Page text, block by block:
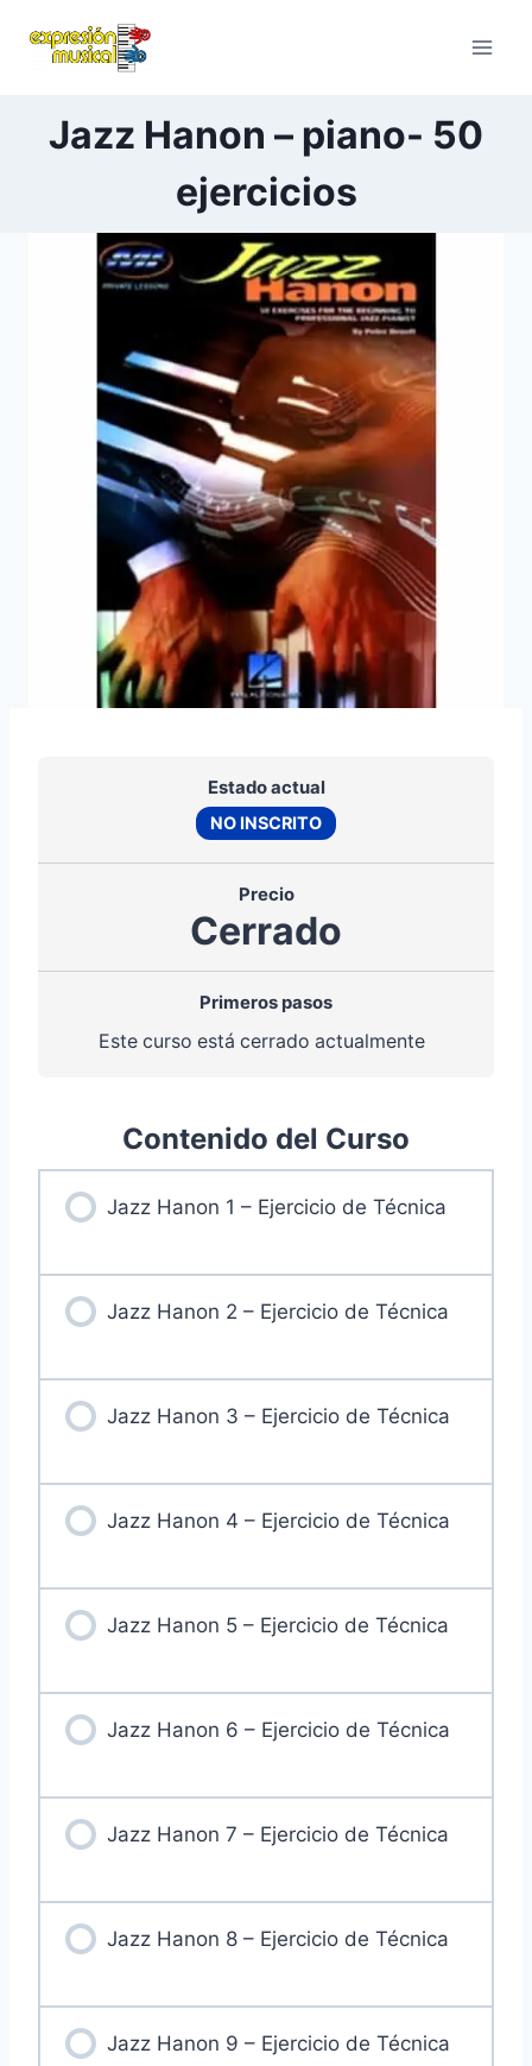
Jazz Hanon – piano- 50
ejercicios
Estado actual
NO INSCRITO
Precio
Cerrado
Primeros pasos
Este curso está cerrado actualmente
Contenido del Curso
Jazz Hanon 1 – Ejercicio de Técnica
Jazz Hanon 2 – Ejercicio de Técnica
Jazz Hanon 3 – Ejercicio de Técnica
Jazz Hanon 4 – Ejercicio de Técnica
Jazz Hanon 5 – Ejercicio de Técnica
Jazz Hanon 6 – Ejercicio de Técnica
Jazz Hanon 7 – Ejercicio de Técnica
Jazz Hanon 8 – Ejercicio de Técnica
Jazz Hanon 9 – Ejercicio de Técnica